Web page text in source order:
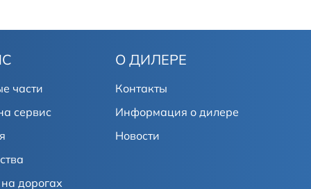
части
сервис
дорогах
О ДИЛЕРЕ
Контакты
Информация о дилере
Новости